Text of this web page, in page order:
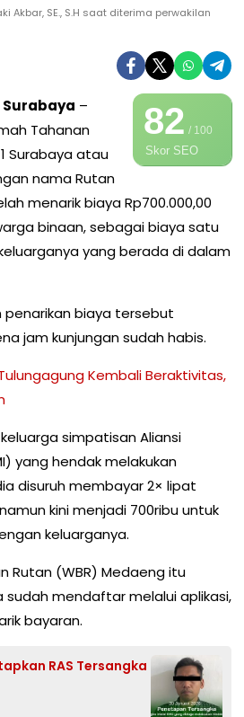
Akbar, SE., S.H saat diterima perwakilan
82/ 100
Skor SEO
–
Tahanan
Surabaya atau
nama Rutan
menarik biaya Rp700.000,00
binaan, sebagai biaya satu
yang berada di dalam
penarikan biaya tersebut
jam kunjungan sudah habis.
Kembali Beraktivitas,
simpatisan Aliansi
yang hendak melakukan
disuruh membayar 2× lipat
kini menjadi 700ribu untuk
keluarganya.
Rutan (WBR) Medaeng itu
sudah mendaftar melalui aplikasi,
bayaran.
RAS Tersangka